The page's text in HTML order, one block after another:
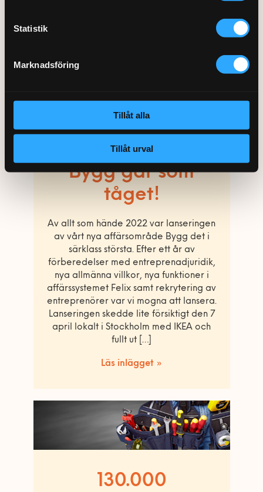
Statistik
Marknadsföring
Tillåt alla
Tillåt urval
Andra inlägg du kanske är
Bygg går som
tåget!
Av allt som hände 2022 var lanseringen
av vårt nya affärsområde Bygg det i
särklass största. Efter ett år av
förberedelser med entreprenadjuridik,
nya allmänna villkor, nya funktioner i
affärssystemet Felix samt rekrytering av
entreprenörer var vi mogna att lansera.
Lanseringen skedde lite försiktigt den 7
april lokalt i Stockholm med IKEA och
fullt ut […]
Läs inlägget »
130.000